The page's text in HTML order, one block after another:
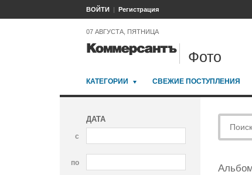
ВОЙТИ Регистрация
07 АВГУСТА, ПЯТНИЦА
Фото
КАТЕГОРИИ СВЕЖИЕ ПОСТУПЛЕНИЯ
ДАТА
с
по